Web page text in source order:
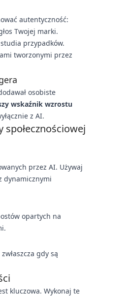
autentyczność:
Twojej marki.
przypadków.
tworzonymi przez
osobiste
wskaźnik wzrostu
z AI.
przez AI. Używaj
dynamicznymi
opartych na
gdy są
kluczowa. Wykonaj te